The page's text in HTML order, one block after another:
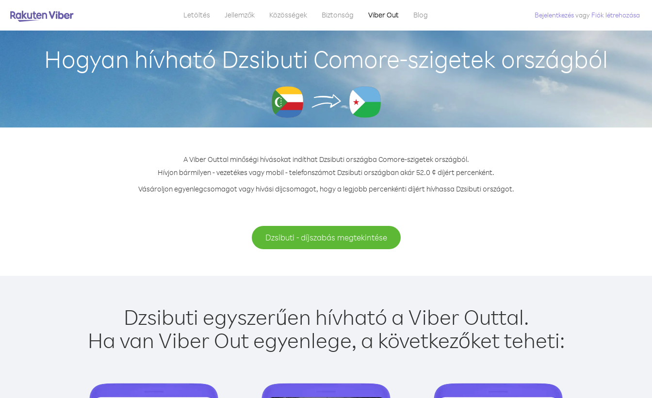
Letöltés Jellemzők Közösségek Biztonság Viber Out Blog Bejelentkezésvagy Fiók létrehozása
Hogyan hívható Dzsibuti Comore-szigetek országból
A Viber Outtal minőségi hívásokat indíthat Dzsibuti országba Comore-szigetek országból.
Hívjon bármilyen - vezetékes vagy mobil - telefonszámot Dzsibuti országban akár 52.0 ¢ díjért percenként.
Vásároljon egyenlegcsomagot vagy hívási díjcsomagot, hogy a legjobb percenkénti díjért hívhassa Dzsibuti országot.
Dzsibuti - díjszabás megtekintése
Dzsibuti egyszerűen hívható a Viber Outtal.
Ha van Viber Out egyenlege, a következőket teheti: